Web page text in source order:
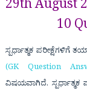
29th August
10
ಸ್ಪರ್ಧಾತ್ಮಕ ಪರೀಕ್ಷೆಗಳಿಗೆ
(GK Question
ವಿಷಯವಾಗಿದೆ.